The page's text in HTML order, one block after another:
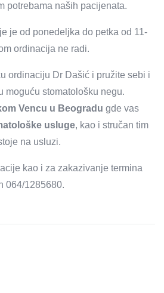
potrebama naših pacijenata.
je od ponedeljka do petka od 11-
ordinacija ne radi.
ordinaciju Dr Dašić i pružite sebi i
moguću stomatološku negu.
Vencu u Beogradu gde vas
usluge, kao i stručan tim
na usluzi.
kao i za zakazivanje termina
064/1285680.